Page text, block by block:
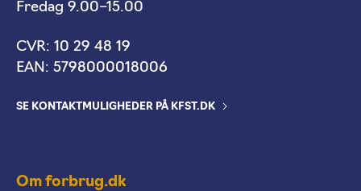
Fredag 9.00–15.00
CVR: 10 29 48 19
EAN: 5798000018006
SE KONTAKTMULIGHEDER PÅ KFST.DK
Om forbrug.dk